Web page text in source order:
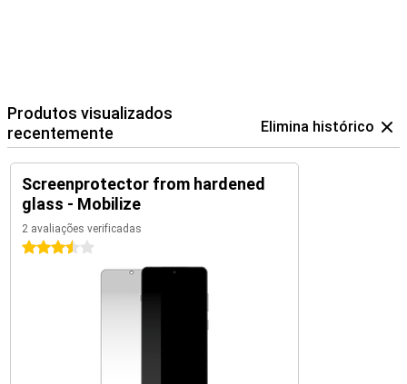
Produtos visualizados
recentemente
Elimina histórico
Screenprotector from hardened
glass - Mobilize
2 avaliações verificadas
3.5 estrelas